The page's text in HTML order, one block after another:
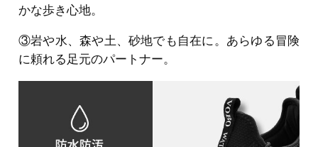
かな歩き心地。
③岩や水、森や土、砂地でも自在に。あらゆる冒険
に頼れる足元のパートナー。